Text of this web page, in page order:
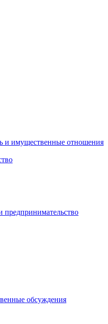
и имущественные отношения
предпринимательство
обсуждения